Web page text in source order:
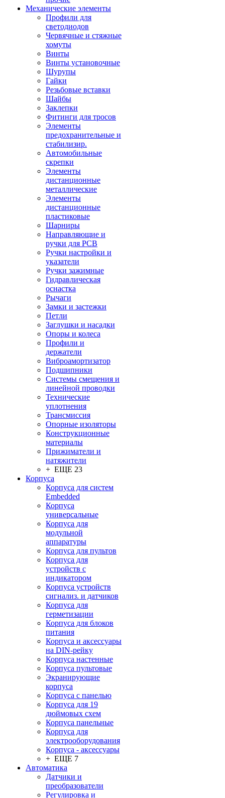
Механические элементы
Профили для
светодиодов
Червячные и стяжные
хомуты
Винты
Винты установочные
Шурупы
Гайки
Резьбовые вставки
Шайбы
Заклепки
Фитинги для тросов
Элементы
предохранительные и
стабилизир.
Автомобильные
скрепки
Элементы
дистанционные
металлические
Элементы
дистанционные
пластиковые
Шарниры
Направляющие и
ручки для PCB
Ручки настройки и
указатели
Ручки зажимные
Гидравлическая
оснастка
Рычаги
Замки и застежки
Петли
Заглушки и насадки
Опоры и колеса
Профили и
держатели
Виброамортизатор
Подшипники
Системы смещения и
линейной проводки
Технические
уплотнения
Трансмиссия
Опорные изоляторы
Конструкционные
материалы
Прижиматели и
натяжители
+ ЕЩЕ 23
Корпуса
Корпуса для систем
Embedded
Корпуса
универсальные
Корпуса для
модульной
аппаратуры
Корпуса для пультов
Корпуса для
устройств с
индикатором
Корпуса устройств
сигнализ. и датчиков
Корпуса для
герметизации
Корпуса для блоков
питания
Корпуса и аксессуары
на DIN-рейку
Корпуса настенные
Корпуса пультовые
Экранирующие
корпуса
Корпуса с панелью
Корпуса для 19
дюймовых схем
Корпуса панельные
Корпуса для
электрооборудования
Корпуса - аксессуары
+ ЕЩЕ 7
Автоматика
Датчики и
преобразователи
Регулировка и